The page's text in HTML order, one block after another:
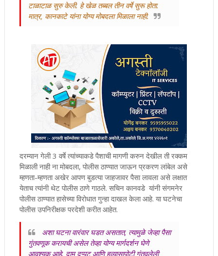
टाळाटाळ सुरु केली. हे खेळ तब्बल तीन वर्षे सुरू होता.
मात्र, कानकाटे यांना योग्य मोबदला मिळाला नाही.
दरम्यान गेली 3 वर्षे त्यांच्याकडे पैशाची मागणी करुन देखील ती रक्कम
मिळाली नाही ना मोबदला, पोलीस ठाण्यात जाऊन प्रकरण लांबेल असे
म्हणता-म्हणता अखेर आपण बुडत्या जाहजावर पैसा लावला असे लक्षात
येताच त्यांनी थेट पोलीस ठाणे गाठले. सचिन कानवडे यांनी संगमनेर
पोलीस ठाण्यात हासेच्या विरोधात गुन्हा दाखल केला आहे. या घटनेचा
पोलीस उपनिरीक्षक परदेशी करीत आहेत.
अशा घटना वारंवार घडत असतात, त्यामुळे जेव्हा पैसा
गुंतवणूक करायची असेल तेव्हा योग्य मार्गदर्शन घेणे
आवश्यक आहे. दाम दुप्पट आणि हव्यासापोटी गुंतवलेली